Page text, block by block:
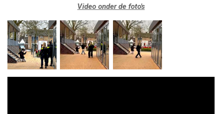
Video onder de foto's